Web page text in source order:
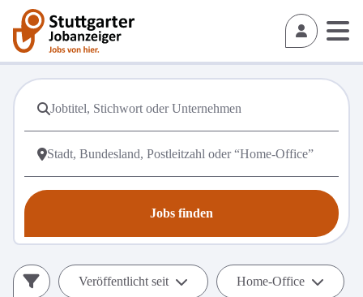
Jobs finden
Veröffentlicht seit Home-Office